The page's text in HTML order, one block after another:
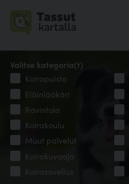
Valitse kategoria(t)
Koirapuisto
Eläinlääkäri
Ravintola
Koirakoulu
Muut palvelut
Koirakuvaaja
Koirasovellus